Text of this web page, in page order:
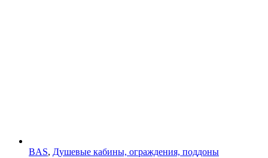
BAS, Душевые кабины, ограждения, поддоны